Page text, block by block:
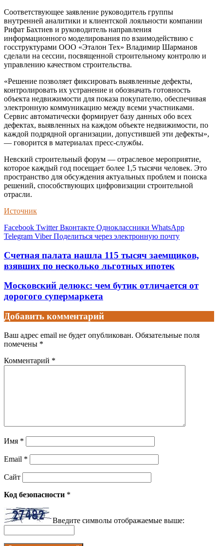
Соответствующее заявление руководитель группы
внутренней аналитики и клиентской лояльности компании
Рифат Бахтиев и руководитель направления
информационного моделирования по взаимодействию с
госструктурами ООО «Эталон Тех» Владимир Шарманов
сделали на сессии, посвященной строительному контролю и
управлению качеством строительства.
«Решение позволяет фиксировать выявленные дефекты,
контролировать их устранение и обозначать готовность
объекта недвижимости для показа покупателю, обеспечивая
электронную коммуникацию между всеми участниками.
Сервис автоматически формирует базу данных обо всех
дефектах, выявленных на каждом объекте недвижимости, по
каждой подрядной организации, допустившей эти дефекты»,
— говорится в материалах пресс-службы.
Невский строительный форум — отраслевое мероприятие,
которое каждый год посещает более 1,5 тысячи человек. Это
пространство для обсуждения актуальных проблем и поиска
решений, способствующих цифровизации строительной
отрасли.
Источник
Facebook Twitter Вконтакте Одноклассники WhatsApp
Telegram Viber Поделиться через электронную почту
Счетная палата нашла 115 тысяч заемщиков,
взявших по несколько льготных ипотек
Московский делюкс: чем бутик отличается от
дорогого супермаркета
Добавить комментарий
Ваш адрес email не будет опубликован. Обязательные поля
помечены *
Комментарий *
Имя *
Email *
Сайт
Код безопасности *
Введите символы отображаемые выше: